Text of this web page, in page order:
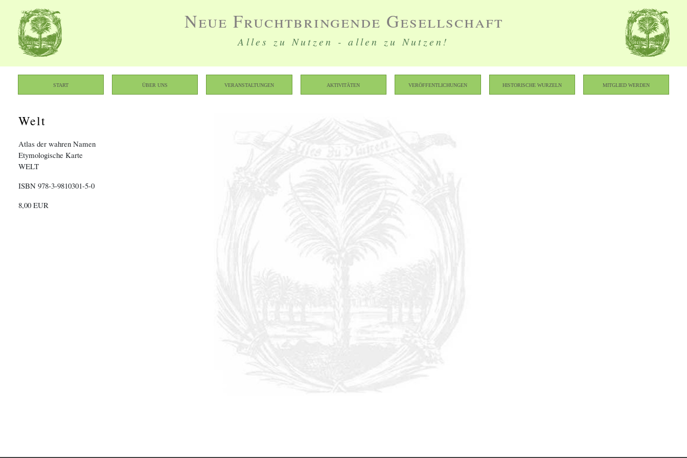
Neue Fruchtbringende Gesellschaft
Alles zu Nutzen - allen zu Nutzen!
Start Über uns Veranstaltungen Aktivitäten Veröffentlichungen Historische Wurzeln Mitglied werden
Welt
Atlas der wahren Namen
Etymologische Karte
WELT
ISBN 978-3-9810301-5-0
8,00 EUR